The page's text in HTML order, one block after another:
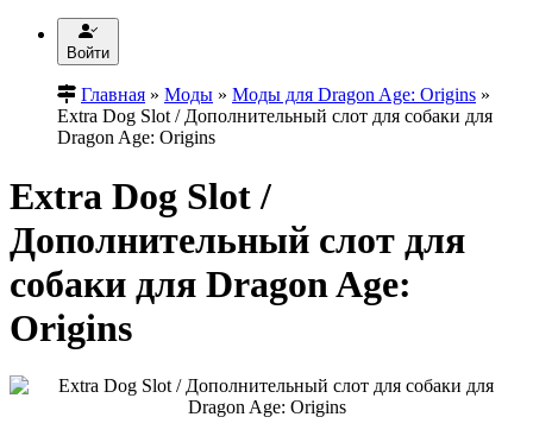
Войти
Главная » Моды » Моды для Dragon Age: Origins »
Extra Dog Slot / Дополнительный слот для собаки для
Dragon Age: Origins
Extra Dog Slot /
Дополнительный слот для
собаки для Dragon Age:
Origins